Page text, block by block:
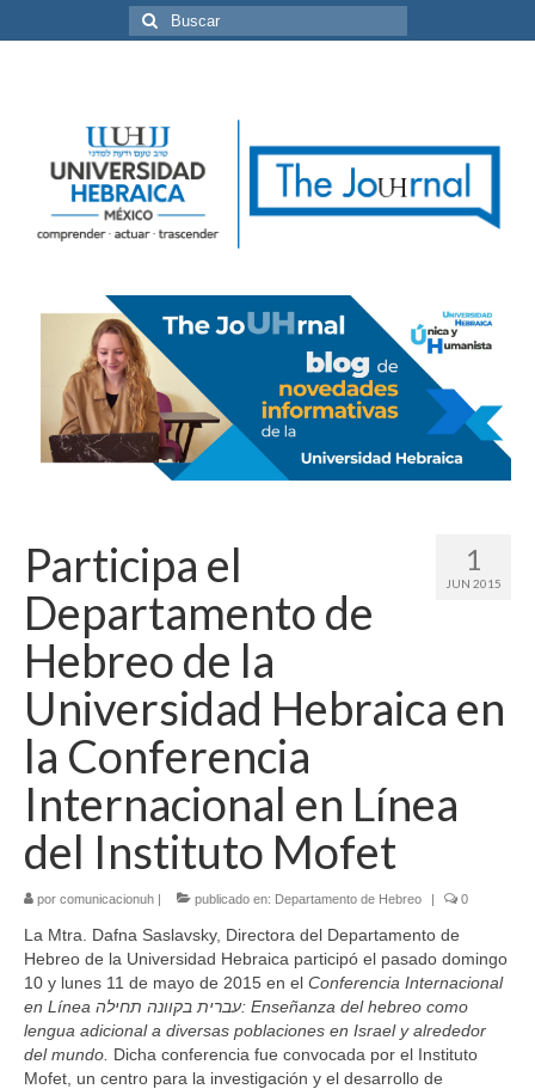
Buscar
por:
1
JUN 2015
Participa el
Departamento de
Hebreo de la
Universidad Hebraica en
la Conferencia
Internacional en Línea
del Instituto Mofet
por comunicacionuh | publicado en: Departamento de Hebreo | 0
La Mtra. Dafna Saslavsky, Directora del Departamento de
Hebreo de la Universidad Hebraica participó el pasado domingo
10 y lunes 11 de mayo de 2015 en el Conferencia Internacional
en Línea
עברית בקוונה תחילה: Enseñanza del hebreo como
lengua adicional a diversas poblaciones en Israel y alrededor
del mundo. Dicha conferencia fue convocada por el Instituto
Mofet, un centro para la investigación y el desarrollo de